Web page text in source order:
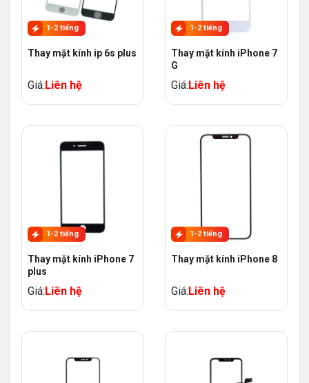
1-2 tiếng
Thay mặt kính ip 6s plus
Giá:Liên hệ
1-2 tiếng
Thay mặt kính iPhone 7
G
Giá:Liên hệ
1-2 tiếng
Thay mặt kính iPhone 7
plus
Giá:Liên hệ
1-2 tiếng
Thay mặt kính iPhone 8
Giá:Liên hệ